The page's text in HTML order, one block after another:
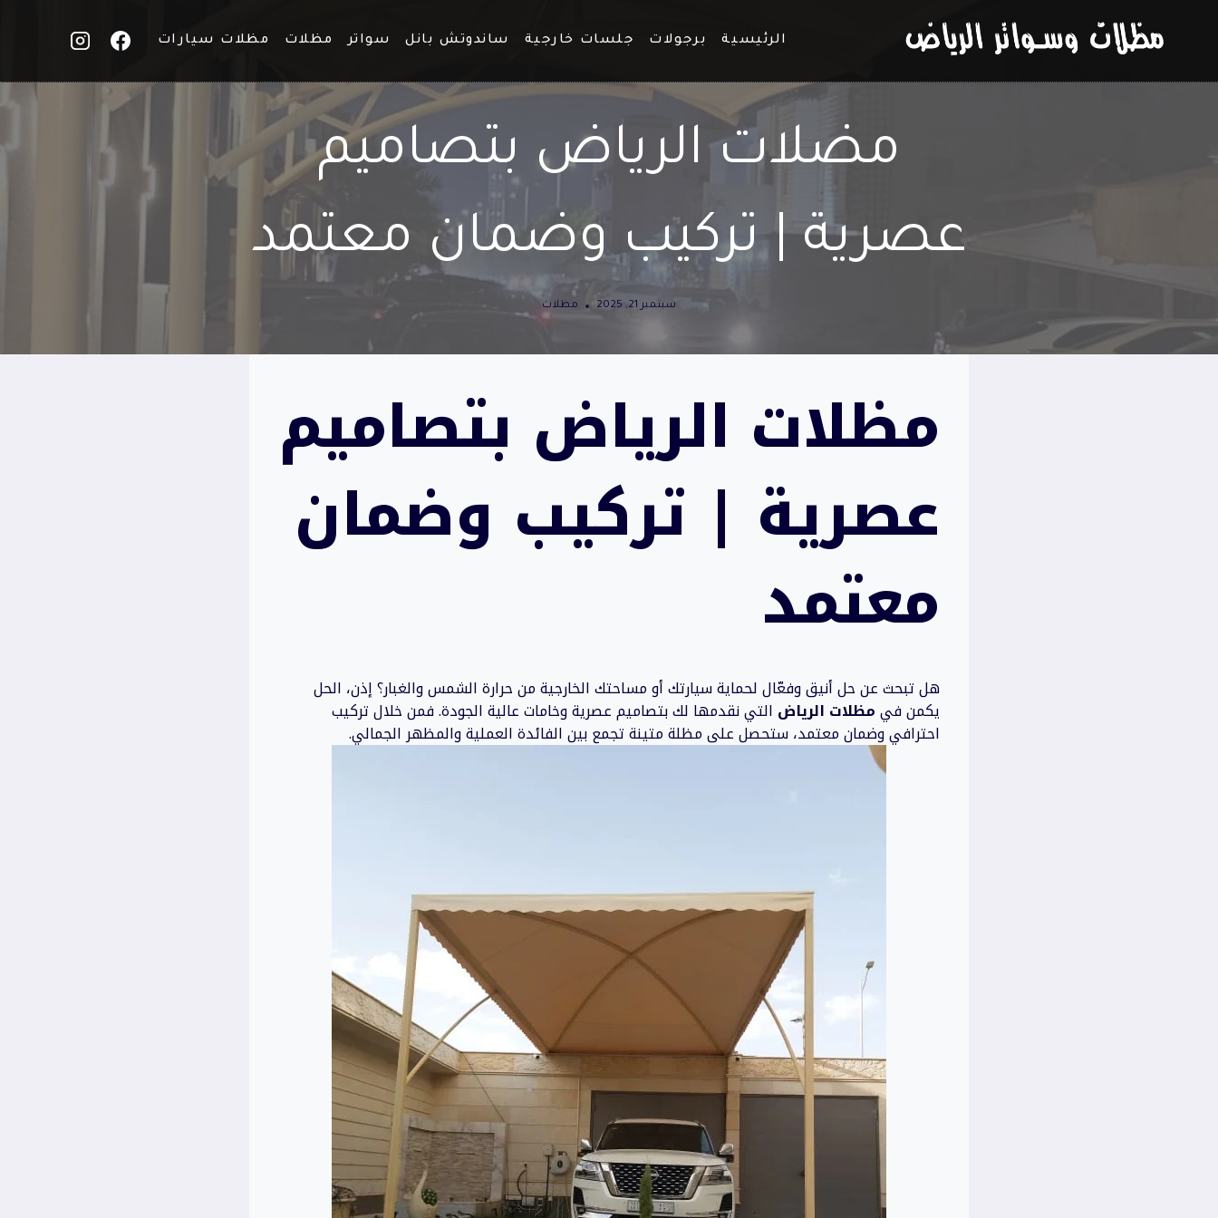
الرئيسية برجولات جلسات خارجية ساندوتش بانل سواتر مظلات مظلات سيارات
مضلات الرياض بتصاميم
عصرية | تركيب وضمان معتمد
سبتمبر 21, 2025 مظلات
مظلات الرياض بتصاميم
عصرية | تركيب وضمان
معتمد
هل تبحث عن حل أنيق وفعّال لحماية سيارتك أو مساحتك الخارجية من حرارة الشمس والغبار؟ إذن، الحل
يكمن فيمظلات الرياض التي نقدمها لك بتصاميم عصرية وخامات عالية الجودة. فمن خلال تركيب
احترافي وضمان معتمد، ستحصل على مظلة متينة تجمع بين الفائدة العملية والمظهر الجمالي.